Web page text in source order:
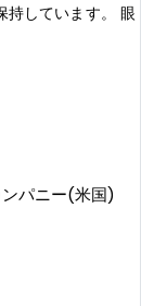
持しています。 眼
パニー(米国)